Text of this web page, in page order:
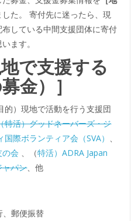
た。 寄付先に迷ったら、現
している中間支援団体に寄付
ます。
地で支援する
金）］
的）現地で活動を行う支援団
特活）グッドネーバーズ・ジ
国際ボランティア会（SVA） 、
の会 、（特活）ADRA Japan
ャパン、他
、郵便振替